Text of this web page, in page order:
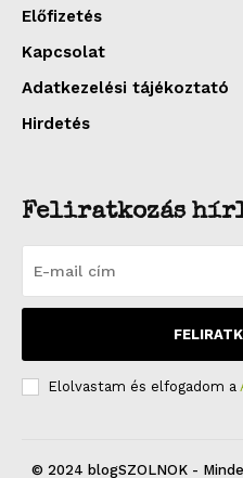
Előfizetés
Kapcsolat
Adatkezelési tájékoztató
Hirdetés
Feliratkozás
Elolvastam és elfogadom a
© 2024 blogSZOLNOK -